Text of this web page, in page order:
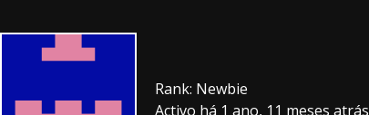
Rank: Newbie
Activo há 1 ano, 11 meses atrás